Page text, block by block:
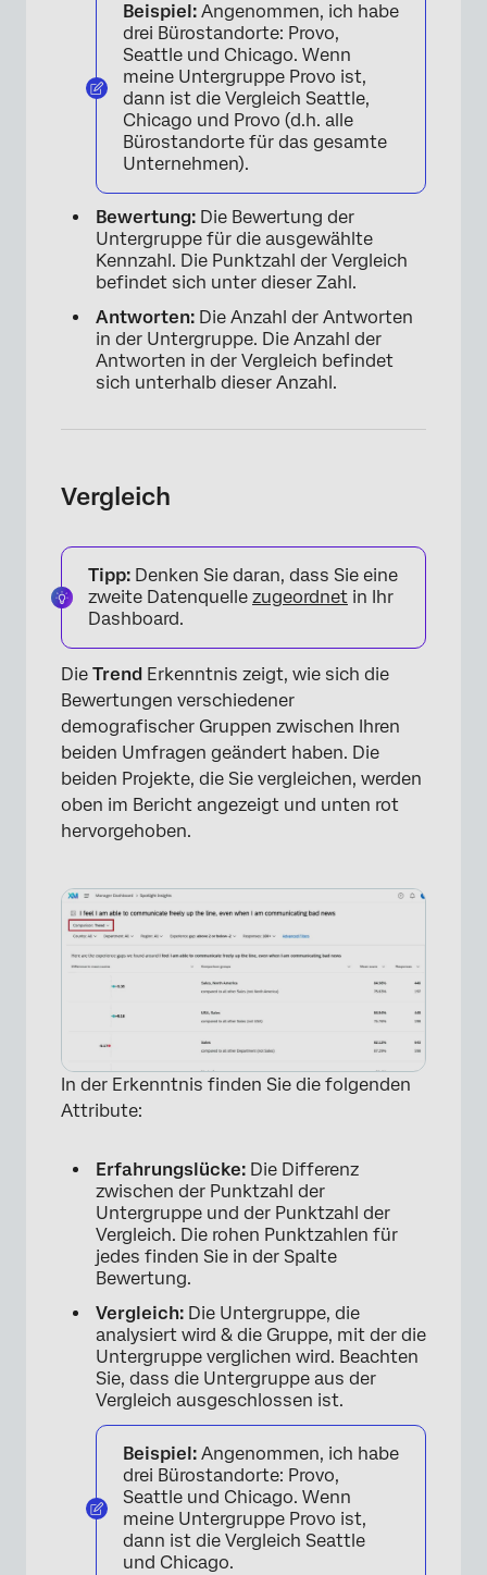
Beispiel: Angenommen, ich habe
drei Bürostandorte: Provo,
Seattle und Chicago. Wenn
meine Untergruppe Provo ist,
dann ist die Vergleich Seattle,
Chicago und Provo (d.h. alle
Bürostandorte für das gesamte
Unternehmen).
Bewertung: Die Bewertung der
Untergruppe für die ausgewählte
Kennzahl. Die Punktzahl der Vergleich
befindet sich unter dieser Zahl.
Antworten: Die Anzahl der Antworten
in der Untergruppe. Die Anzahl der
Antworten in der Vergleich befindet
sich unterhalb dieser Anzahl.
Vergleich
Tipp: Denken Sie daran, dass Sie eine
zweite Datenquelle zugeordnet in Ihr
Dashboard.
Die Trend Erkenntnis zeigt, wie sich die
Bewertungen verschiedener
demografischer Gruppen zwischen Ihren
beiden Umfragen geändert haben. Die
beiden Projekte, die Sie vergleichen, werden
oben im Bericht angezeigt und unten rot
hervorgehoben.
In der Erkenntnis finden Sie die folgenden
Attribute:
Erfahrungslücke: Die Differenz
zwischen der Punktzahl der
Untergruppe und der Punktzahl der
Vergleich. Die rohen Punktzahlen für
jedes finden Sie in der Spalte
Bewertung.
Vergleich: Die Untergruppe, die
analysiert wird & die Gruppe, mit der die
Untergruppe verglichen wird. Beachten
Sie, dass die Untergruppe aus der
Vergleich ausgeschlossen ist.
Beispiel: Angenommen, ich habe
drei Bürostandorte: Provo,
Seattle und Chicago. Wenn
meine Untergruppe Provo ist,
dann ist die Vergleich Seattle
und Chicago.